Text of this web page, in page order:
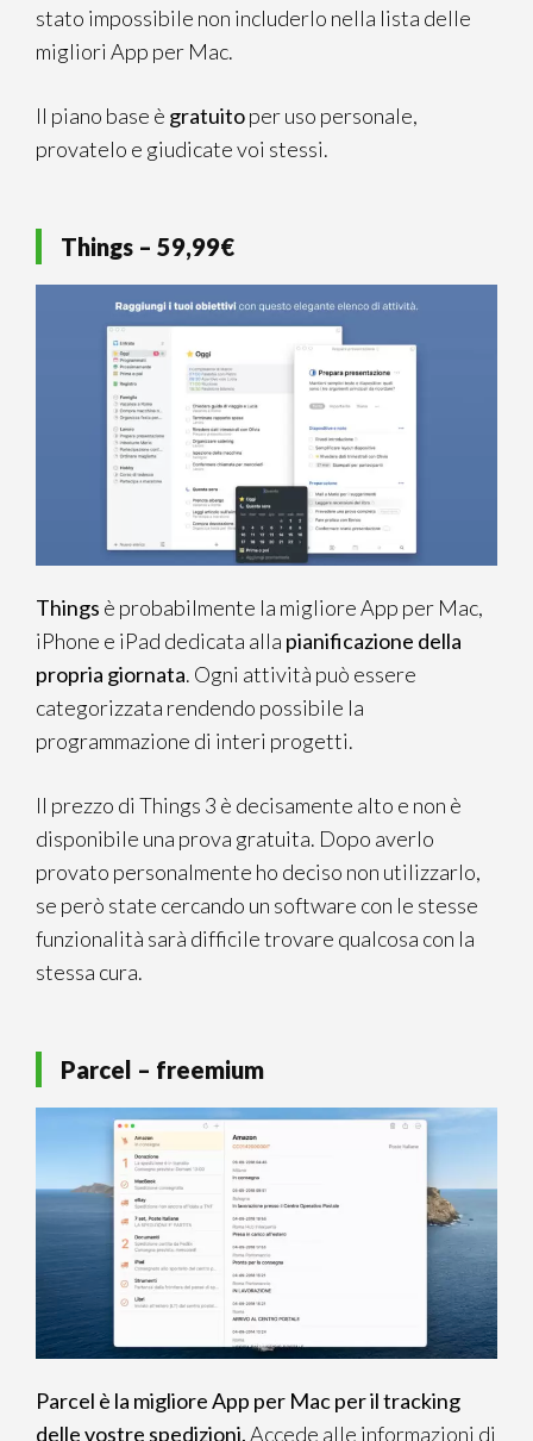
stato impossibile non includerlo nella lista delle
migliori App per Mac.
Il piano base è gratuitoper uso personale,
provatelo e giudicate voi stessi.
Things – 59,99€
Things è probabilmente la migliore App per Mac,
iPhone e iPad dedicata alla pianificazione della
propria giornata. Ogni attività può essere
categorizzata rendendo possibile la
programmazione di interi progetti.
Il prezzo di Things 3 è decisamente alto e non è
disponibile una prova gratuita. Dopo averlo
provato personalmente ho deciso non utilizzarlo,
se però state cercando un software con le stesse
funzionalità sarà difficile trovare qualcosa con la
stessa cura.
Parcel – freemium
Parcel è la migliore App per Mac per il tracking
delle vostre spedizioni.Accede alle informazioni di